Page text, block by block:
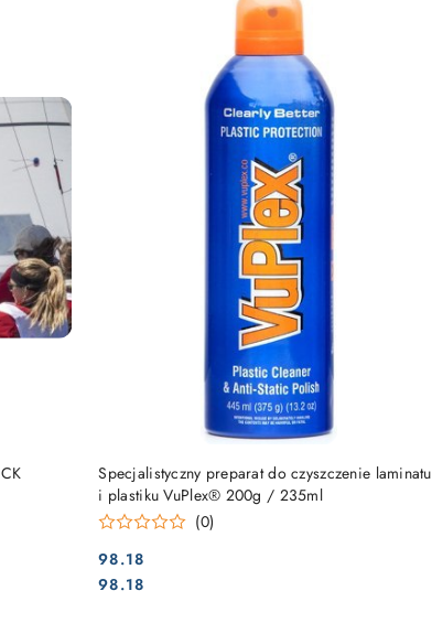
Specjalistyczny preparat do czyszczenie laminatu
i plastiku VuPlex® 200g / 235ml
(0)
Cena:
98.18
Cena:
98.18
PRODUKT NIEDOSTĘPNY